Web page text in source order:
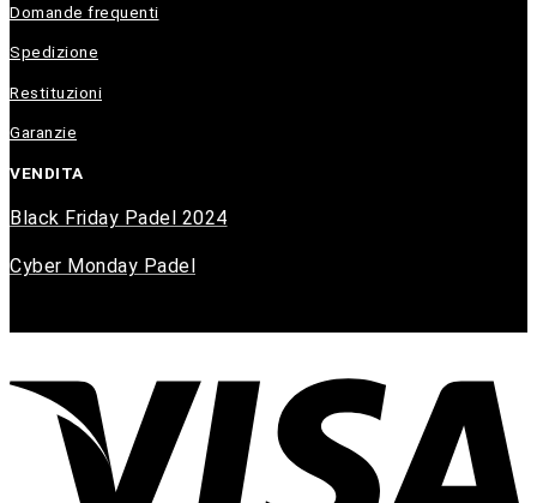
Domande frequenti
Spedizione
Restituzioni
Garanzie
VENDITA
Black Friday Padel 2024
Cyber Monday Padel